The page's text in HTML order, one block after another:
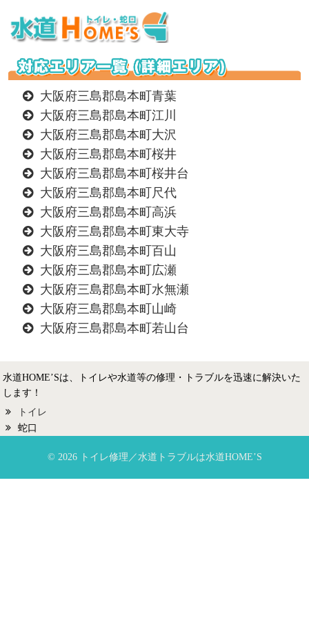
大阪府三島郡島本町青葉
大阪府三島郡島本町江川
大阪府三島郡島本町大沢
大阪府三島郡島本町桜井
大阪府三島郡島本町桜井台
大阪府三島郡島本町尺代
大阪府三島郡島本町高浜
大阪府三島郡島本町東大寺
大阪府三島郡島本町百山
大阪府三島郡島本町広瀬
大阪府三島郡島本町水無瀬
大阪府三島郡島本町山崎
大阪府三島郡島本町若山台
水道HOME’Sは、トイレや水道等の修理・トラブルを迅速に解決いた
します！
トイレ
蛇口
© 2026 トイレ修理／水道トラブルは水道HOME’S